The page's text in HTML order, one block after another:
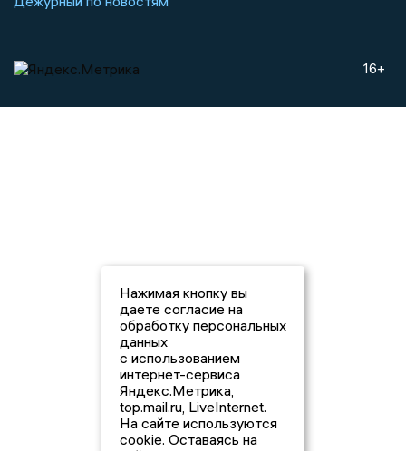
16+
Нажимая кнопку вы
даете согласие на
обработку персональных
данных
с использованием
интернет-сервиса
Яндекс.Метрика,
top.mail.ru, LiveInternet.
На сайте используются
cookie. Оставаясь на